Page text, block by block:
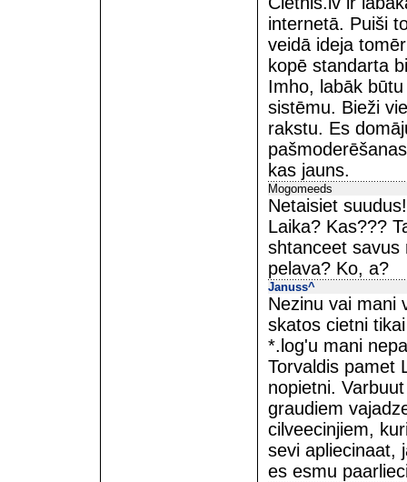
internetā. Puiši
veidā ideja
kopē standarta
Imho, labāk
sistēmu. Bieži
rakstu. Es
kas jauns.
Mogomeeds
Netaisiet
Laika? Kas???
shtanceet savus
pelava? Ko, a?
Januss^
Nezinu vai mani
skatos cietni
*.log'u mani
Torvaldis pamet
nopietni.
graudiem
cilveecinjiem,
sevi apliecinaat,
es esmu